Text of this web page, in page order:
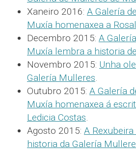
Xaneiro 2016: A Galería
Muxía homenaxea a
Decembro 2015: A
Muxía lembra a historia
Novembro 2015: Unha
Galería Mulleres.
Outubro 2015: A Galería
Muxía homenaxea á
Ledicia Costas.
Agosto 2015: A
historia da Galería